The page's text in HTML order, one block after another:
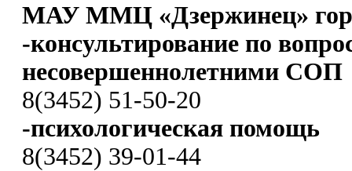
МАУ ММЦ «Дзержинец»
-консультирование по
несовершеннолетними СОП
8(3452) 51-50-20
-психологическая помощь
8(3452) 39-01-44